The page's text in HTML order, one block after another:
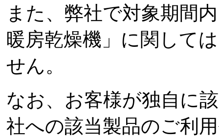
また、弊社で対象期間
暖房乾燥機」に関して
せん。
なお、お客様が独自に
社への該当製品のご利